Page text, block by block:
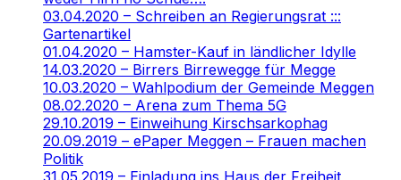
03.04.2020 – Schreiben an Regierungsrat :::
Gartenartikel
01.04.2020 – Hamster-Kauf in ländlicher Idylle
14.03.2020 – Birrers Birrewegge für Megge
10.03.2020 – Wahlpodium der Gemeinde Meggen
08.02.2020 – Arena zum Thema 5G
29.10.2019 – Einweihung Kirschsarkophag
20.09.2019 – ePaper Meggen – Frauen machen
Politik
31.05.2019 – Einladung ins Haus der Freiheit